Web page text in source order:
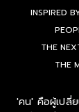
INSPIRED
THE
THE
'คน' คือผู้เปลี่ย